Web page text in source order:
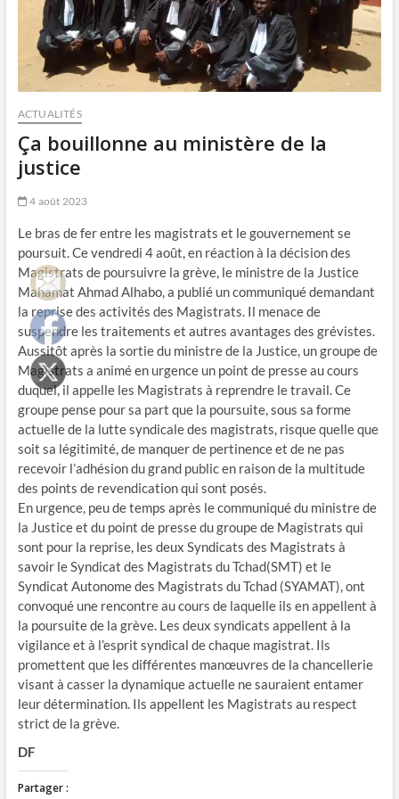
ACTUALITÉS
Ça bouillonne au ministère de la
justice
4 août 2023
Le bras de fer entre les magistrats et le gouvernement se
poursuit. Ce vendredi 4 août, en réaction à la décision des
Magistrats de poursuivre la grève, le ministre de la Justice
Mahamat Ahmad Alhabo, a publié un communiqué demandant
la reprise des activités des Magistrats. Il menace de
suspendre les traitements et autres avantages des grévistes.
Aussitôt après la sortie du ministre de la Justice, un groupe de
Magistrats a animé en urgence un point de presse au cours
duquel, il appelle les Magistrats à reprendre le travail. Ce
groupe pense pour sa part que la poursuite, sous sa forme
actuelle de la lutte syndicale des magistrats, risque quelle que
soit sa légitimité, de manquer de pertinence et de ne pas
recevoir l’adhésion du grand public en raison de la multitude
des points de revendication qui sont posés.
En urgence, peu de temps après le communiqué du ministre de
la Justice et du point de presse du groupe de Magistrats qui
sont pour la reprise, les deux Syndicats des Magistrats à
savoir le Syndicat des Magistrats du Tchad(SMT) et le
Syndicat Autonome des Magistrats du Tchad (SYAMAT), ont
convoqué une rencontre au cours de laquelle ils en appellent à
la poursuite de la grève. Les deux syndicats appellent à la
vigilance et à l’esprit syndical de chaque magistrat. Ils
promettent que les différentes manœuvres de la chancellerie
visant à casser la dynamique actuelle ne sauraient entamer
leur détermination. Ils appellent les Magistrats au respect
strict de la grève.
DF
Partager :